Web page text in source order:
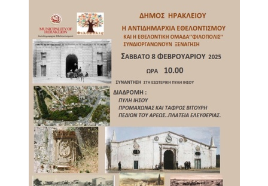
2011
2010
2006
ΔΗΜΟΤΗΣ
ΕΠΙΣΚΕΠΤΗΣ
ΗΡΑΚΛΕΙΟ